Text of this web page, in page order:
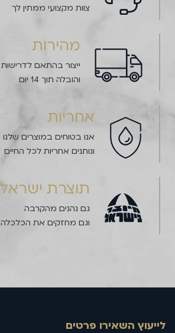
צוות מקצועי ממתין לך
מהירות
ייצור בהתאם לדרישות
והובלה תוך 14 יום
אחריות
אנו בטוחים במוצרים שלנו
ונותנים אחריות לכל החיים
תוצרת ישראל
גם נהנים מהקרבה
וגם מחזקים את הכלכלה
לייעוץ השאירו פרטים